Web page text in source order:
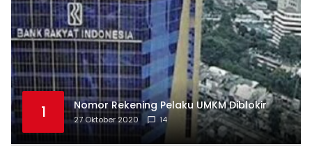
1 Nomor Rekening Pelaku UMKM Diblokir
27 Oktober 2020 14